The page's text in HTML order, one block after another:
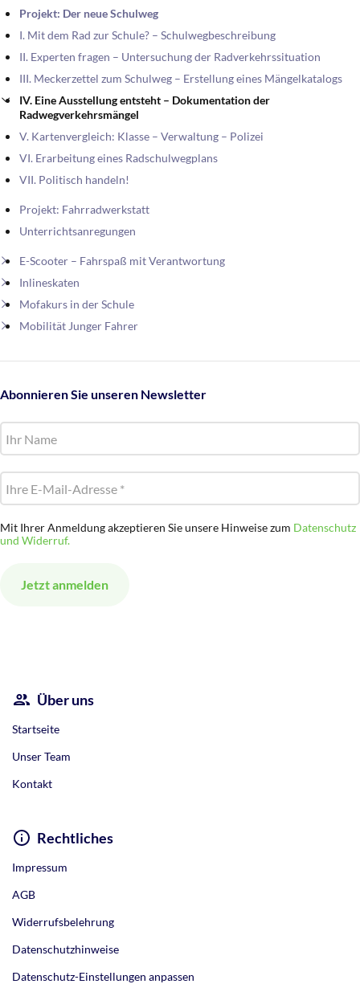
Projekt: Der neue Schulweg
I. Mit dem Rad zur Schule? – Schulwegbeschreibung
II. Experten fragen – Untersuchung der Radverkehrssituation
III. Meckerzettel zum Schulweg – Erstellung eines Mängelkatalogs
IV. Eine Ausstellung entsteht – Dokumentation der
Radwegverkehrsmängel
V. Kartenvergleich: Klasse – Verwaltung – Polizei
VI. Erarbeitung eines Radschulwegplans
VII. Politisch handeln!
Projekt: Fahrradwerkstatt
Unterrichtsanregungen
E-Scooter – Fahrspaß mit Verantwortung
Inlineskaten
Mofakurs in der Schule
Mobilität Junger Fahrer
Abonnieren Sie unseren Newsletter
Mit Ihrer Anmeldung akzeptieren Sie unsere Hinweise zum Datenschutz
und Widerruf.
Über uns
Startseite
Unser Team
Kontakt
Rechtliches
Impressum
AGB
Widerrufsbelehrung
Datenschutzhinweise
Datenschutz-Einstellungen anpassen